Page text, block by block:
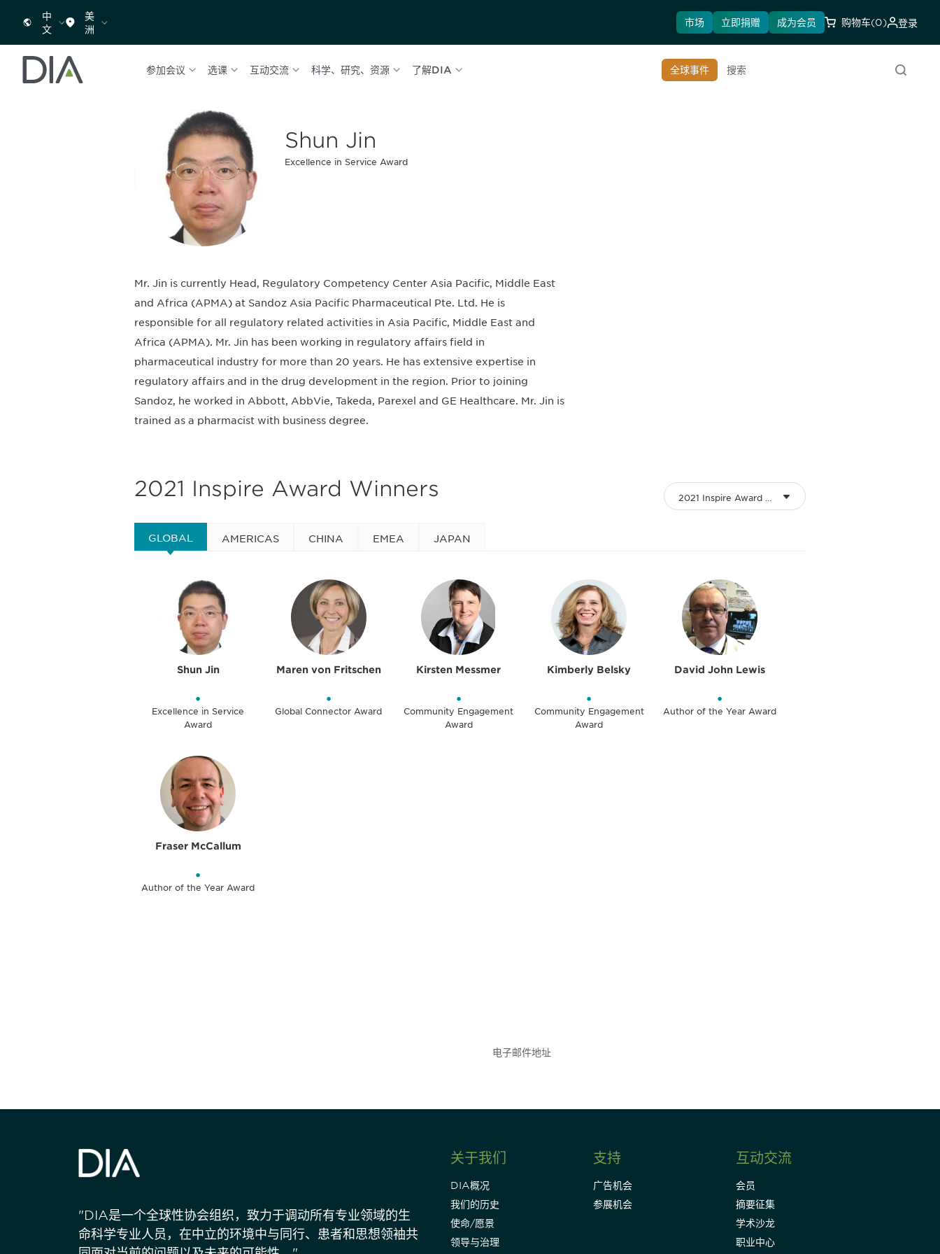
中
文
美
洲
市场 立即捐赠 成为会员 购物车(0) 登录
参加会议 选课 互动交流 科学、研究、资源 了解DIA 全球事件
搜索
Shun Jin
Excellence in Service Award
Mr. Jin is currently Head, Regulatory Competency Center Asia Pacific, Middle East
and Africa (APMA) at Sandoz Asia Pacific Pharmaceutical Pte. Ltd. He is
responsible for all regulatory related activities in Asia Pacific, Middle East and
Africa (APMA). Mr. Jin has been working in regulatory affairs field in
pharmaceutical industry for more than 20 years. He has extensive expertise in
regulatory affairs and in the drug development in the region. Prior to joining
Sandoz, he worked in Abbott, AbbVie, Takeda, Parexel and GE Healthcare. Mr. Jin is
trained as a pharmacist with business degree.
2021 Inspire Award Winners 2021 Inspire Award Winners
GLOBAL AMERICAS CHINA EMEA JAPAN
Shun Jin
•
Excellence in Service
Award
Maren von Fritschen
•
Global Connector Award
Kirsten Messmer
•
Community Engagement
Award
Kimberly Belsky
•
Community Engagement
Award
David John Lewis
•
Author of the Year Award
Fraser McCallum
•
Author of the Year Award
"DIA是一个全球性协会组织，致力于调动所有专业领域的生
命科学专业人员，在中立的环境中与同行、患者和思想领袖共
关于我们
DIA概况
我们的历史
使命/愿景
领导与治理
支持
广告机会
参展机会
互动交流
会员
摘要征集
学术沙龙
职业中心